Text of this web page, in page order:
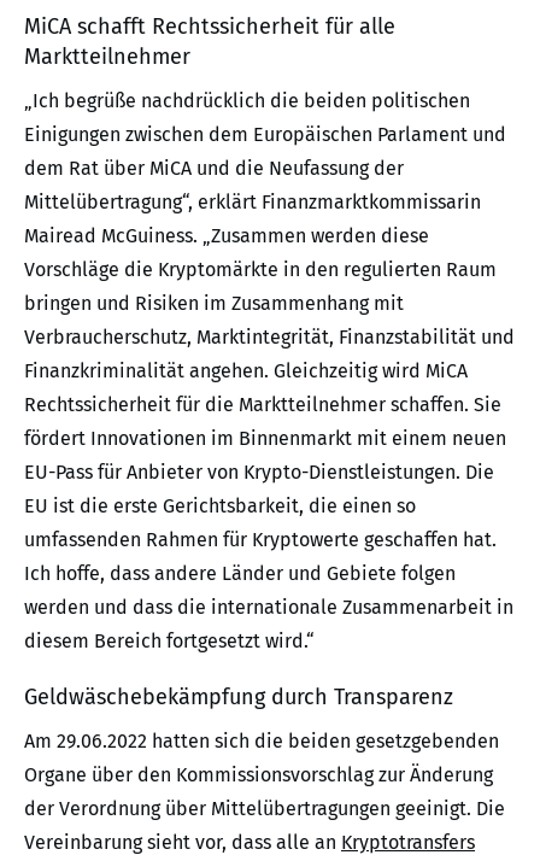
MiCA schafft Rechtssicherheit für alle
Marktteilnehmer
„Ich begrüße nachdrücklich die beiden politischen
Einigungen zwischen dem Europäischen Parlament und
dem Rat über MiCA und die Neufassung der
Mittelübertragung“, erklärt Finanzmarktkommissarin
Mairead McGuiness. „Zusammen werden diese
Vorschläge die Kryptomärkte in den regulierten Raum
bringen und Risiken im Zusammenhang mit
Verbraucherschutz, Marktintegrität, Finanzstabilität und
Finanzkriminalität angehen. Gleichzeitig wird MiCA
Rechtssicherheit für die Marktteilnehmer schaffen. Sie
fördert Innovationen im Binnenmarkt mit einem neuen
EU-Pass für Anbieter von Krypto-Dienstleistungen. Die
EU ist die erste Gerichtsbarkeit, die einen so
umfassenden Rahmen für Kryptowerte geschaffen hat.
Ich hoffe, dass andere Länder und Gebiete folgen
werden und dass die internationale Zusammenarbeit in
diesem Bereich fortgesetzt wird.“
Geldwäschebekämpfung durch Transparenz
Am 29.06.2022 hatten sich die beiden gesetzgebenden
Organe über den Kommissionsvorschlag zur Änderung
der Verordnung über Mittelübertragungen geeinigt. Die
Vereinbarung sieht vor, dass alle an Kryptotransfers